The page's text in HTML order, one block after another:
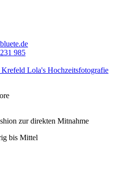
985
zur direkten Mitnahme
bis Mittel